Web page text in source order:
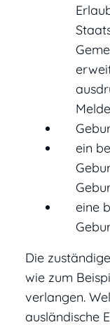
ein
eine
Die
wie zum
verlangen.
ausländische